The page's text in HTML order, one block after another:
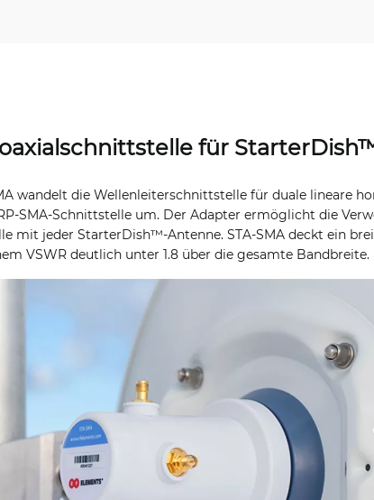
für
wandelt die Wellenleiterschnittstelle für duale lineare
SMA-Schnittstelle um. Der Adapter ermöglicht die
mit jeder StarterDish™-Antenne. STA-SMA deckt ein
VSWR deutlich unter 1.8 über die gesamte Bandbreite.